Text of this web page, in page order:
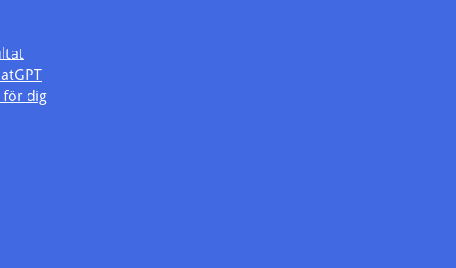
för dig